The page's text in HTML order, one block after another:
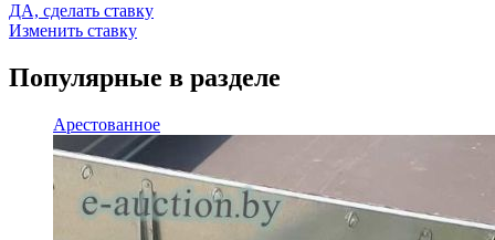
ДА, сделать ставку
Изменить ставку
Популярные в разделе
Арестованное